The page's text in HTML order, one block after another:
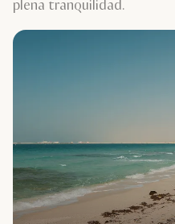
plena tranquilidad.